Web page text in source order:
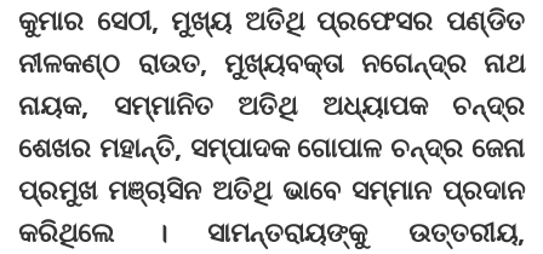
କୁମାର ସେଠୀ, ମୁଖ୍ୟ ଅତିଥି ପ୍ରଫେସର ପଣ୍ଡିତ
ନୀଳକଣ୍ଠ ରାଉତ, ମୁଖ୍ୟବକ୍ତା ନଗେନ୍ଦ୍ର ନାଥ
ନାୟକ, ସମ୍ମାନିତ ଅତିଥି ଅଧ୍ୟାପକ ଚନ୍ଦ୍ର
ଶେଖର ମହାନ୍ତି, ସମ୍ପାଦକ ଗୋପାଳ ଚନ୍ଦ୍ର ଜେନା
ପ୍ରମୁଖ ମଞ୍ଚାସିନ ଅତିଥି ଭାବେ ସମ୍ମାନ ପ୍ରଦାନ
କରିଥିଲେ । ସାମନ୍ତରାୟଙ୍କୁ ଉତ୍ତରୀୟ,